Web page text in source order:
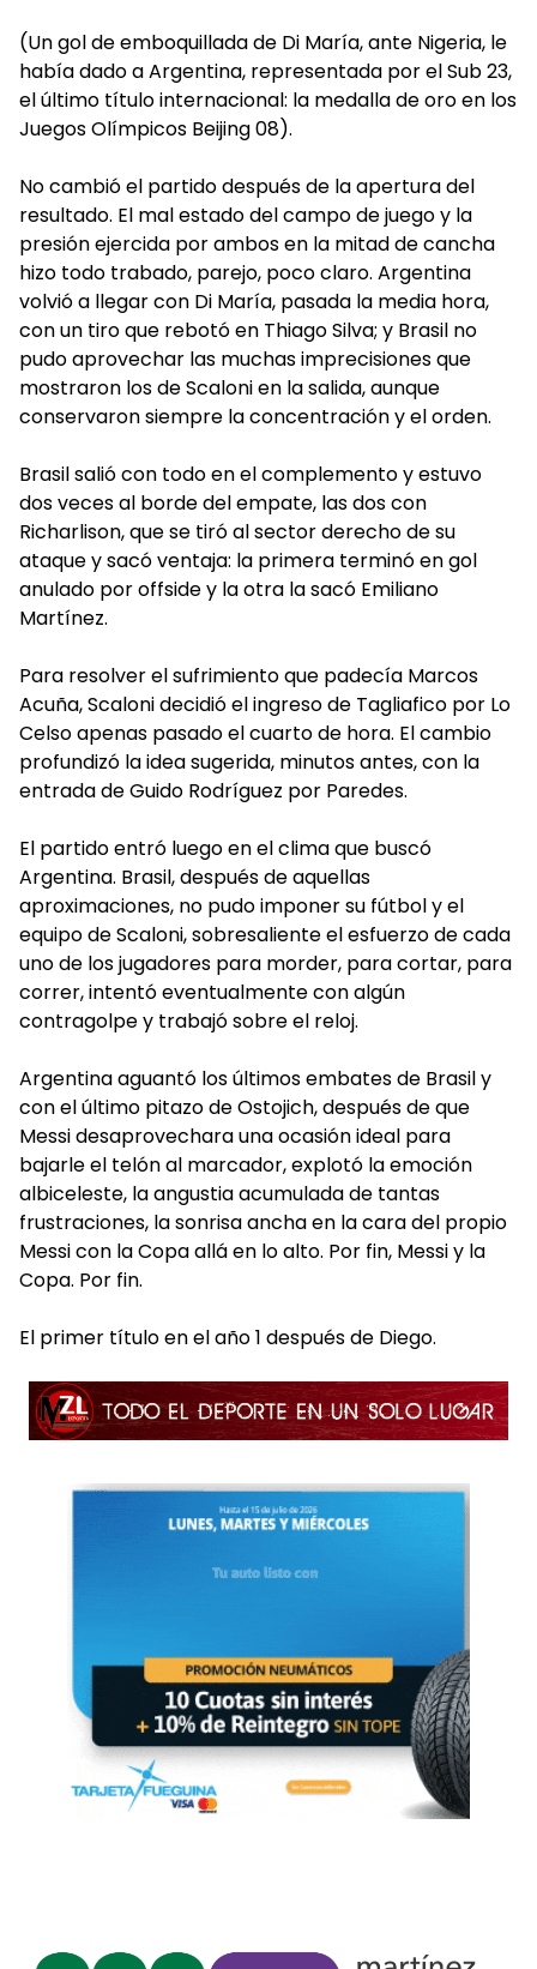
(Un gol de emboquillada de Di María, ante Nigeria, le
había dado a Argentina, representada por el Sub 23,
el último título internacional: la medalla de oro en los
Juegos Olímpicos Beijing 08).
No cambió el partido después de la apertura del
resultado. El mal estado del campo de juego y la
presión ejercida por ambos en la mitad de cancha
hizo todo trabado, parejo, poco claro. Argentina
volvió a llegar con Di María, pasada la media hora,
con un tiro que rebotó en Thiago Silva; y Brasil no
pudo aprovechar las muchas imprecisiones que
mostraron los de Scaloni en la salida, aunque
conservaron siempre la concentración y el orden.
Brasil salió con todo en el complemento y estuvo
dos veces al borde del empate, las dos con
Richarlison, que se tiró al sector derecho de su
ataque y sacó ventaja: la primera terminó en gol
anulado por offside y la otra la sacó Emiliano
Martínez.
Para resolver el sufrimiento que padecía Marcos
Acuña, Scaloni decidió el ingreso de Tagliafico por Lo
Celso apenas pasado el cuarto de hora. El cambio
profundizó la idea sugerida, minutos antes, con la
entrada de Guido Rodríguez por Paredes.
El partido entró luego en el clima que buscó
Argentina. Brasil, después de aquellas
aproximaciones, no pudo imponer su fútbol y el
equipo de Scaloni, sobresaliente el esfuerzo de cada
uno de los jugadores para morder, para cortar, para
correr, intentó eventualmente con algún
contragolpe y trabajó sobre el reloj.
Argentina aguantó los últimos embates de Brasil y
con el último pitazo de Ostojich, después de que
Messi desaprovechara una ocasión ideal para
bajarle el telón al marcador, explotó la emoción
albiceleste, la angustia acumulada de tantas
frustraciones, la sonrisa ancha en la cara del propio
Messi con la Copa allá en lo alto. Por fin, Messi y la
Copa. Por fin.
El primer título en el año 1 después de Diego.